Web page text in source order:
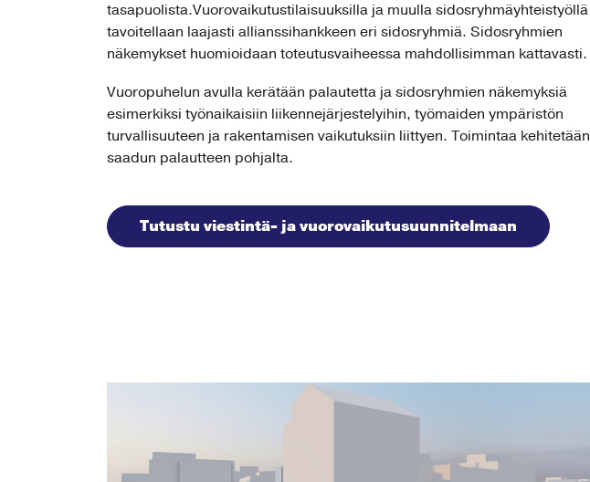
tasapuolista.Vuorovaikutustilaisuuksilla ja muulla sidosryhmäyhteistyöllä
tavoitellaan laajasti allianssihankkeen eri sidosryhmiä. Sidosryhmien
näkemykset huomioidaan toteutusvaiheessa mahdollisimman kattavasti.
Vuoropuhelun avulla kerätään palautetta ja sidosryhmien näkemyksiä
esimerkiksi työnaikaisiin liikennejärjestelyihin, työmaiden ympäristön
turvallisuuteen ja rakentamisen vaikutuksiin liittyen. Toimintaa kehitetään
saadun palautteen pohjalta.
Tutustu viestintä- ja vuorovaikutusuunnitelmaan